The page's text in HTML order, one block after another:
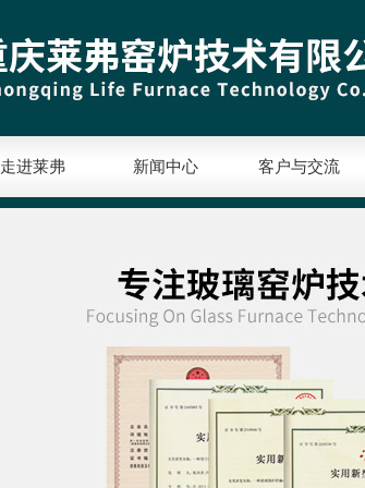
走进莱弗 新闻中心 客户与交流